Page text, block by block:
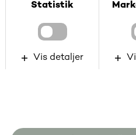
til Tradebyte.